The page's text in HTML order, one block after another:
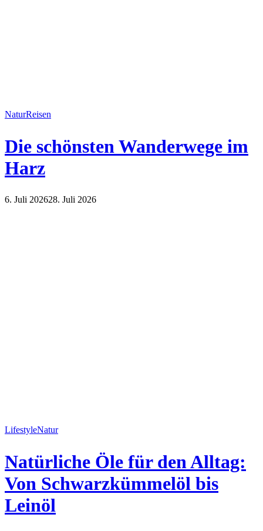
NaturReisen
Die schönsten Wanderwege im
Harz
6. Juli 202628. Juli 2026
LifestyleNatur
Natürliche Öle für den Alltag:
Von Schwarzkümmelöl bis
Leinöl